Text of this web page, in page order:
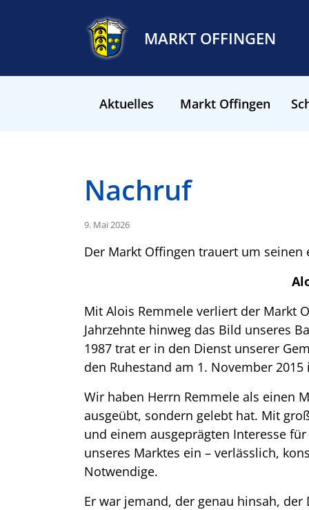
MARKT OFFINGEN
Aktuelles Markt Offingen
Nachruf
9. Mai 2026
Der Markt Offingen trauert um
Mit Alois Remmele verliert der Markt
Jahrzehnte hinweg das Bild unseres
1987 trat er in den Dienst unserer
den Ruhestand am 1. November
Wir haben Herrn Remmele als einen
ausgeübt, sondern gelebt hat. Mit
und einem ausgeprägten Interesse
unseres Marktes ein – verlässlich,
Notwendige.
Er war jemand, der genau hinsah,